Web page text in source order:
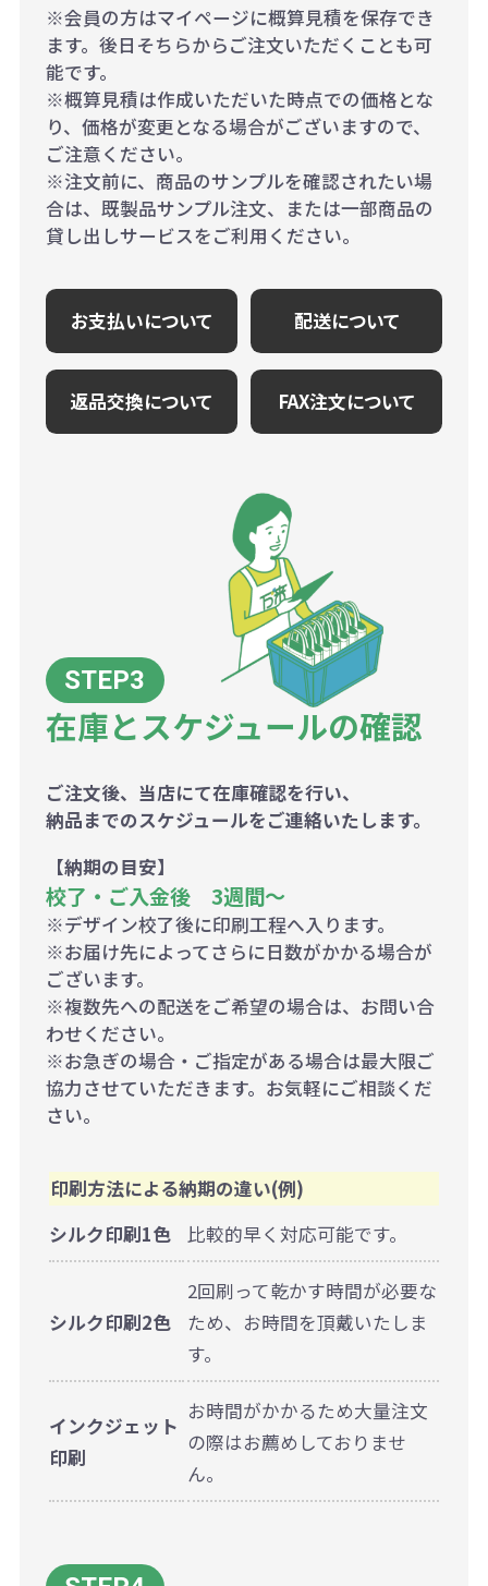
※会員の方はマイページに概算見積を保存でき
ます。後日そちらからご注文いただくことも可
能です。
※概算見積は作成いただいた時点での価格とな
り、価格が変更となる場合がございますので、
ご注意ください。
※注文前に、商品のサンプルを確認されたい場
合は、既製品サンプル注文、または一部商品の
貸し出しサービスをご利用ください。
お支払いについて 配送について
返品交換について FAX注文について
在庫とスケジュールの確認
ご注文後、当店にて在庫確認を行い、
納品までのスケジュールをご連絡いたします。
【納期の目安】
校了・ご入金後 3週間～
※デザイン校了後に印刷工程へ入ります。
※お届け先によってさらに日数がかかる場合が
ございます。
※複数先への配送をご希望の場合は、お問い合
わせください。
※お急ぎの場合・ご指定がある場合は最大限ご
協力させていただきます。お気軽にご相談くだ
さい。
印刷方法による納期の違い(例)
シルク印刷1色
比較的早く対応可能です。
シルク印刷2色
2回刷って乾かす時間が必要な
ため、お時間を頂戴いたしま
す。
インクジェット
印刷
お時間がかかるため大量注文
の際はお薦めしておりませ
ん。